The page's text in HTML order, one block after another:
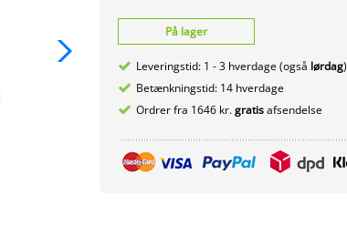
På lager
Leveringstid: 1 - 3 hverdage (også lørdag)
Betænkningstid: 14 hverdage
Ordrer fra 1646 kr.gratisafsendelse